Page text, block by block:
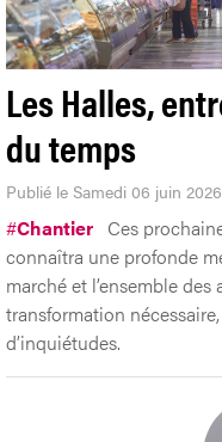
Les Halles,
du temps
Publié le Samedi 06 juin 2026
#Chantier Ces
connaîtra une profonde
marché et l’ensemble
transformation
d’inquiétudes.